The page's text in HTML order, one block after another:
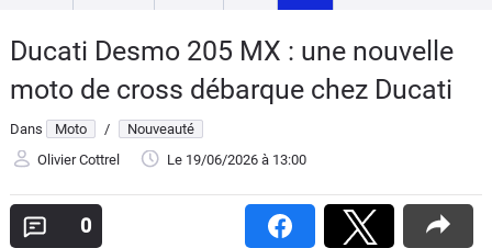
Essais
Equipement
Forum
Ducati Desmo 205 MX : une nouvelle
moto de cross débarque chez Ducati
Dans Moto /
Nouveauté
Olivier Cottrel
Le 19/06/2026 à 13:00
0